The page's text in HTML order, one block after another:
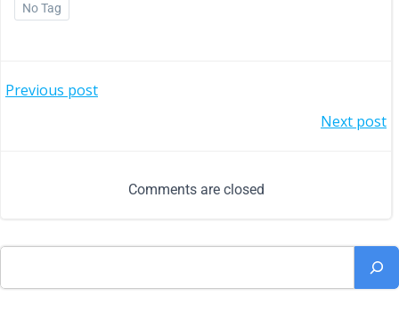
No Tag
Previous post
Next post
Comments are closed